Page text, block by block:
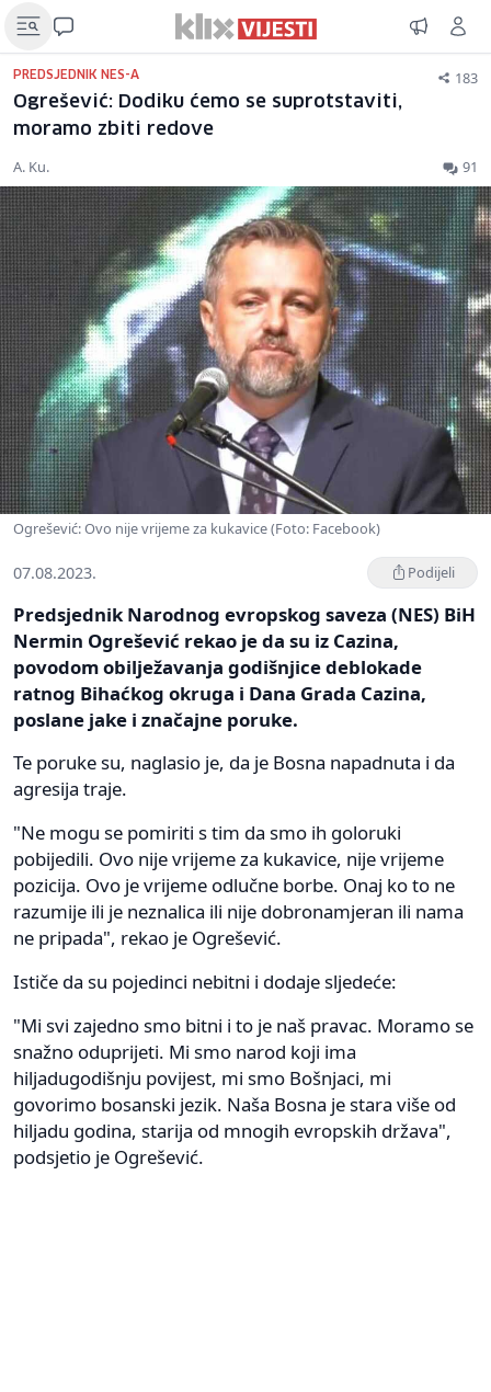
PREDSJEDNIK NES-A 183
Ogrešević: Dodiku ćemo se suprotstaviti,
moramo zbiti redove
A. Ku. 91
Ogrešević: Ovo nije vrijeme za kukavice (Foto: Facebook)
07.08.2023. Podijeli
Predsjednik Narodnog evropskog saveza (NES) BiH
Nermin Ogrešević rekao je da su iz Cazina,
povodom obilježavanja godišnjice deblokade
ratnog Bihaćkog okruga i Dana Grada Cazina,
poslane jake i značajne poruke.
Te poruke su, naglasio je, da je Bosna napadnuta i da
agresija traje.
"Ne mogu se pomiriti s tim da smo ih goloruki
pobijedili. Ovo nije vrijeme za kukavice, nije vrijeme
pozicija. Ovo je vrijeme odlučne borbe. Onaj ko to ne
razumije ili je neznalica ili nije dobronamjeran ili nama
ne pripada", rekao je Ogrešević.
Ističe da su pojedinci nebitni i dodaje sljedeće:
"Mi svi zajedno smo bitni i to je naš pravac. Moramo se
snažno oduprijeti. Mi smo narod koji ima
hiljadugodišnju povijest, mi smo Bošnjaci, mi
govorimo bosanski jezik. Naša Bosna je stara više od
hiljadu godina, starija od mnogih evropskih država",
podsjetio je Ogrešević.